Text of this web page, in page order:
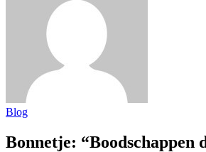
Blog
Bonnetje: “Boodschappen